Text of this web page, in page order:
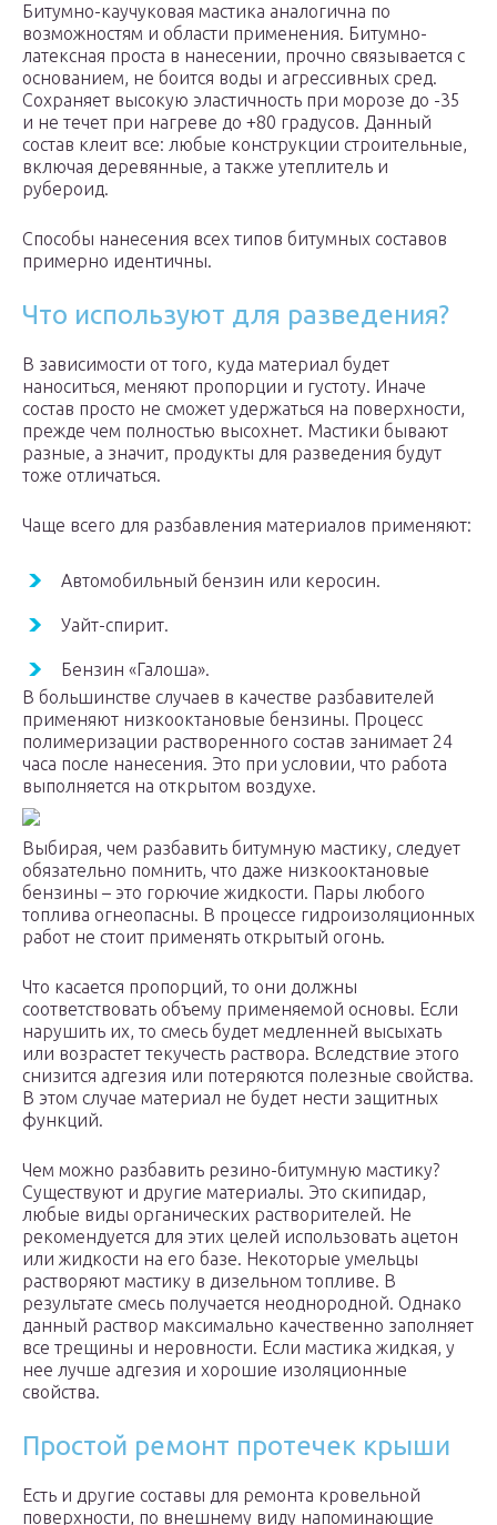
Битумно-каучуковая мастика аналогична по
возможностям и области применения. Битумно-
латексная проста в нанесении, прочно связывается с
основанием, не боится воды и агрессивных сред.
Сохраняет высокую эластичность при морозе до -35
и не течет при нагреве до +80 градусов. Данный
состав клеит все: любые конструкции строительные,
включая деревянные, а также утеплитель и
рубероид.
Способы нанесения всех типов битумных составов
примерно идентичны.
Что используют для разведения?
В зависимости от того, куда материал будет
наноситься, меняют пропорции и густоту. Иначе
состав просто не сможет удержаться на поверхности,
прежде чем полностью высохнет. Мастики бывают
разные, а значит, продукты для разведения будут
тоже отличаться.
Чаще всего для разбавления материалов применяют:
Автомобильный бензин или керосин.
Уайт-спирит.
Бензин «Галоша».
В большинстве случаев в качестве разбавителей
применяют низкооктановые бензины. Процесс
полимеризации растворенного состав занимает 24
часа после нанесения. Это при условии, что работа
выполняется на открытом воздухе.
Выбирая, чем разбавить битумную мастику, следует
обязательно помнить, что даже низкооктановые
бензины – это горючие жидкости. Пары любого
топлива огнеопасны. В процессе гидроизоляционных
работ не стоит применять открытый огонь.
Что касается пропорций, то они должны
соответствовать объему применяемой основы. Если
нарушить их, то смесь будет медленней высыхать
или возрастет текучесть раствора. Вследствие этого
снизится адгезия или потеряются полезные свойства.
В этом случае материал не будет нести защитных
функций.
Чем можно разбавить резино-битумную мастику?
Существуют и другие материалы. Это скипидар,
любые виды органических растворителей. Не
рекомендуется для этих целей использовать ацетон
или жидкости на его базе. Некоторые умельцы
растворяют мастику в дизельном топливе. В
результате смесь получается неоднородной. Однако
данный раствор максимально качественно заполняет
все трещины и неровности. Если мастика жидкая, у
нее лучше адгезия и хорошие изоляционные
свойства.
Простой ремонт протечек крыши
Есть и другие составы для ремонта кровельной
поверхности, по внешнему виду напоминающие